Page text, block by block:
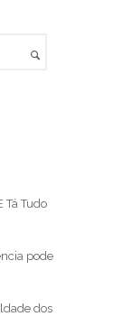
Tá Tudo
pode
dos